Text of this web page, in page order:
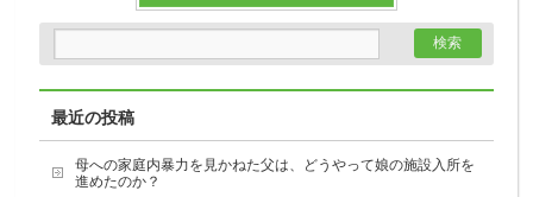
最近の投稿
母への家庭内暴力を見かねた父は、どうやって娘の施設入所を
進めたのか？